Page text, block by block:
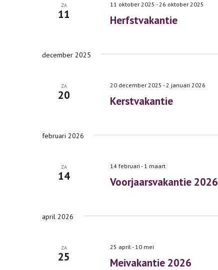
ZA
11 Herfstvakantie
11 oktober 2025 -26 oktober 2025
december 2025
ZA
20 Kerstvakantie
20 december 2025 -2 januari 2026
februari 2026
ZA
14 Voorjaarsvakantie 2026
14 februari- 1 maart
april 2026
ZA
25 Meivakantie 2026
25 april- 10 mei